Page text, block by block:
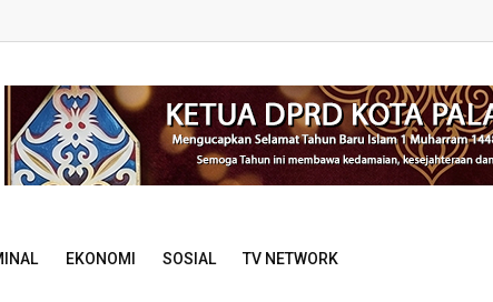
EKONOMI SOSIAL TV NETWORK